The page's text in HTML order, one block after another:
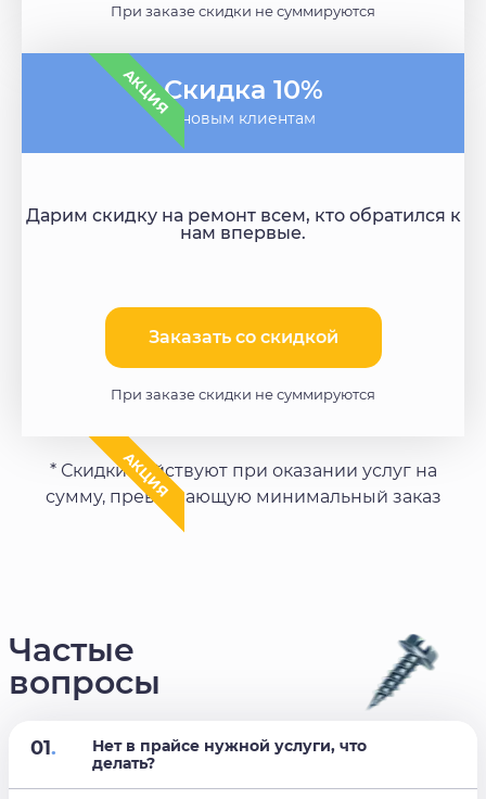
При заказе скидки не суммируются
АКЦИЯСкидка 10%
- новым клиентам
Дарим скидку на ремонт всем, кто обратился к
нам впервые.
Заказать со скидкой​
При заказе скидки не суммируются
АКЦИЯ
* Скидки действуют при оказании услуг на
сумму, превышающую минимальный заказ
Частые
вопросы
01.
Нет в прайсе нужной услуги, что
делать?